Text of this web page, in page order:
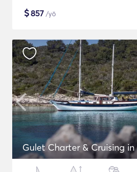
$857 /yö
Gulet Charter & Cruising